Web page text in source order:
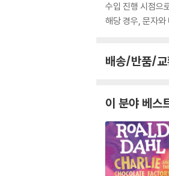
수입 진행 시점으
해당 경우, 문자와
배송/반품/교
이 분야 베스